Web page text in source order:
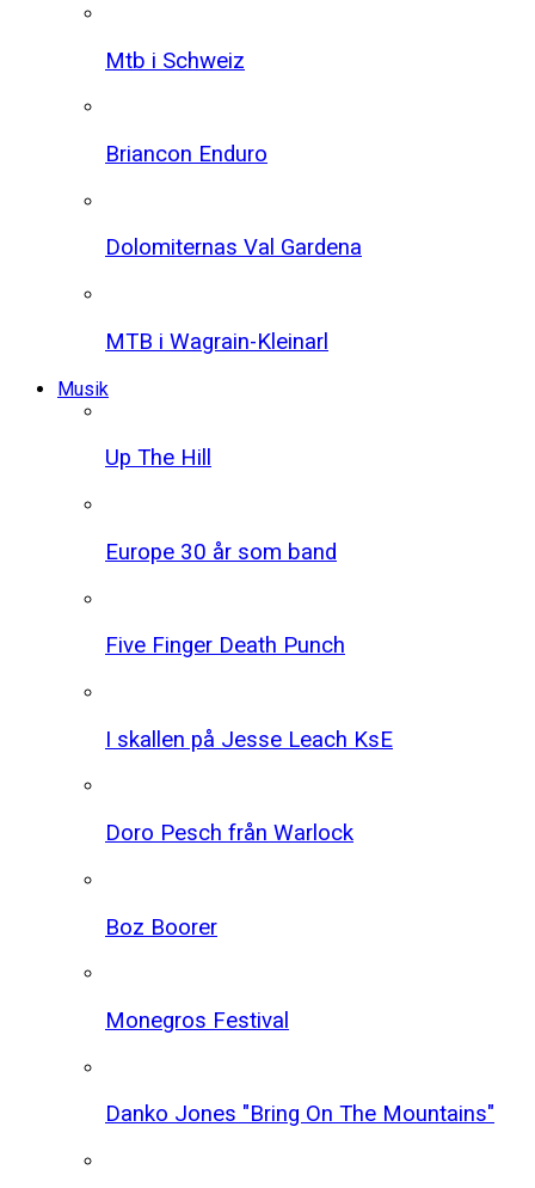
Mtb i Schweiz
Briancon Enduro
Dolomiternas Val Gardena
MTB i Wagrain-Kleinarl
Musik
Up The Hill
Europe 30 år som band
Five Finger Death Punch
I skallen på Jesse Leach KsE
Doro Pesch från Warlock
Boz Boorer
Monegros Festival
Danko Jones "Bring On The Mountains"